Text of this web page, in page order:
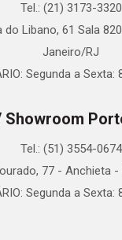
Tel.: (21) 3173-3320
do Libano, 61 Sala
Janeiro/RJ
Segunda a Sexta:
Showroom
Tel.: (51) 3554-0674
77 - Anchieta
Segunda a Sexta: